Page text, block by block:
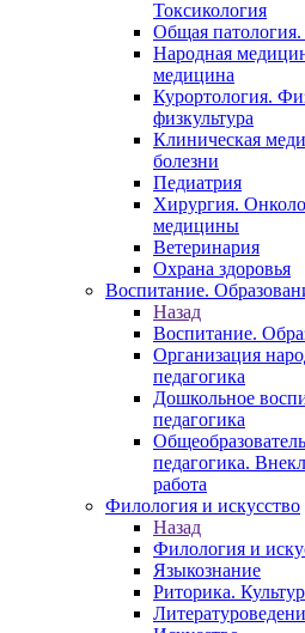
Токсикология
Общая
Народная
медицина
Курортология.
физкультура
Клиническая
болезни
Педиатрия
Хирургия.
медицины
Ветеринария
Охрана здоровья
Воспитание.
Назад
Воспитание.
Организация
педагогика
Дошкольное
педагогика
педагогика.
работа
Филология и искусство
Назад
Филология и
Языкознание
Риторика.